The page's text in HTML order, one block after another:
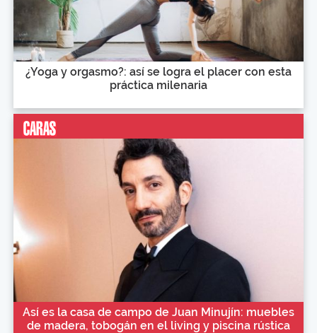
¿Yoga y orgasmo?: así se logra el placer con esta
práctica milenaria
Así es la casa de campo de Juan Minujín: muebles
de madera, tobogán en el living y piscina rústica